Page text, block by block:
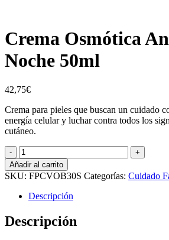
Crema Osmótica
Noche 50ml
42,75€
Crema para pieles que buscan un cuidado
energía celular y luchar contra todos los
cutáneo.
Crema
Osmótica
Antiedad
Noche
50ml
cantidad
Añadir al carrito
SKU: FPCVOB30S Categorías: Cuidado
Descripción
Descripción